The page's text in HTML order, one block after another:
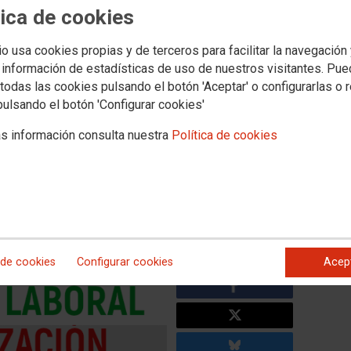
de cookies
usa cookies propias y de terceros para facilitar la navegación
de estadísticas de uso de nuestros visitantes.
las cookies pulsando el botón 'Aceptar' o configurarlas o
el botón 'Configurar cookies'
información consulta nuestra Política de cookies
cookies Configurar cookies
las Oposiciones Categorías Oposiciones - ATE ATE - Méritos
Convocado el sistema
mediante Concurso
Laboral de la JCCM
por vía telemática.